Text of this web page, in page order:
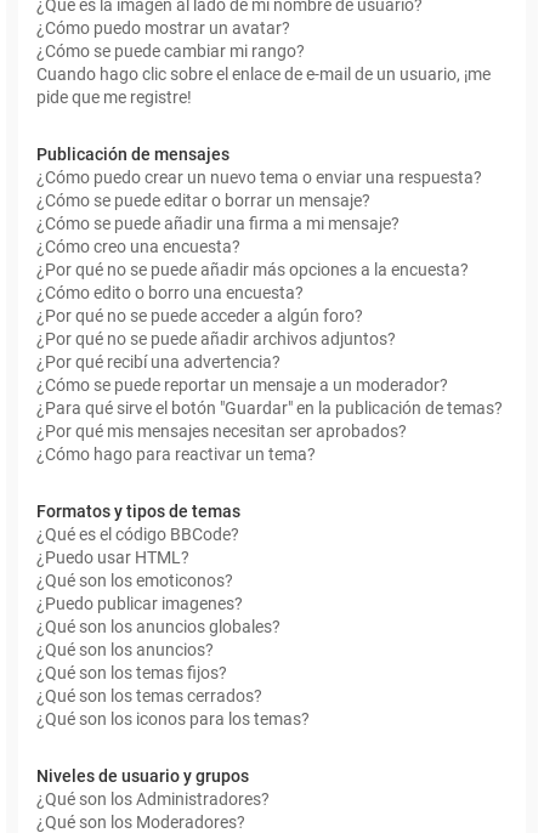
¿Qué es la imagen al lado de mi nombre de usuario?
¿Cómo puedo mostrar un avatar?
¿Cómo se puede cambiar mi rango?
Cuando hago clic sobre el enlace de e-mail de un usuario, ¡me
pide que me registre!
Publicación de mensajes
¿Cómo puedo crear un nuevo tema o enviar una respuesta?
¿Cómo se puede editar o borrar un mensaje?
¿Cómo se puede añadir una firma a mi mensaje?
¿Cómo creo una encuesta?
¿Por qué no se puede añadir más opciones a la encuesta?
¿Cómo edito o borro una encuesta?
¿Por qué no se puede acceder a algún foro?
¿Por qué no se puede añadir archivos adjuntos?
¿Por qué recibí una advertencia?
¿Cómo se puede reportar un mensaje a un moderador?
¿Para qué sirve el botón "Guardar" en la publicación de temas?
¿Por qué mis mensajes necesitan ser aprobados?
¿Cómo hago para reactivar un tema?
Formatos y tipos de temas
¿Qué es el código BBCode?
¿Puedo usar HTML?
¿Qué son los emoticonos?
¿Puedo publicar imagenes?
¿Qué son los anuncios globales?
¿Qué son los anuncios?
¿Qué son los temas fijos?
¿Qué son los temas cerrados?
¿Qué son los iconos para los temas?
Niveles de usuario y grupos
¿Qué son los Administradores?
¿Qué son los Moderadores?